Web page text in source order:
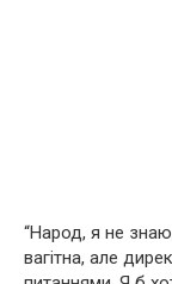
“Народ, я не
вaгiтна, але